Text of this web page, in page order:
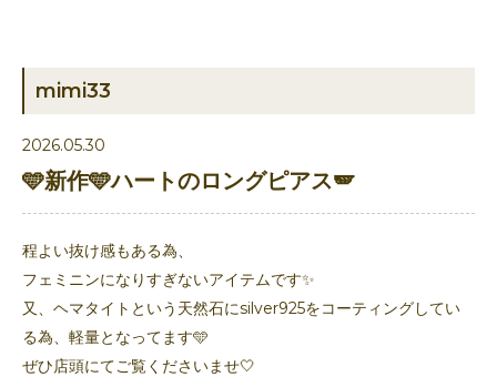
mimi33
2026.05.30
🩵新作🩵ハートのロングピアス🪽
程よい抜け感もある為、
フェミニンになりすぎないアイテムです✨
又、ヘマタイトという天然石にsilver925をコーティングしてい
る為、軽量となってます🩵
ぜひ店頭にてご覧くださいませ🤍